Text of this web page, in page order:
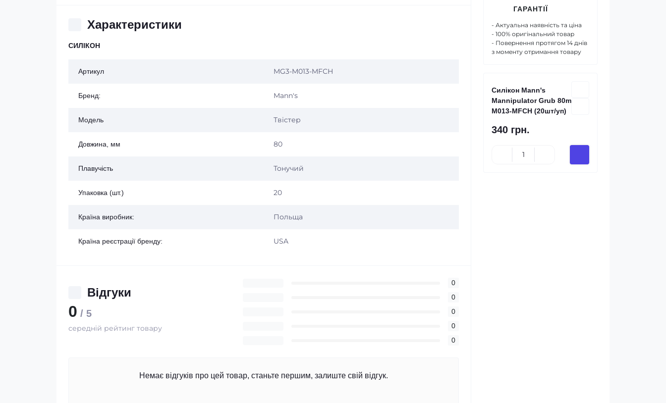
Характеристики
СИЛІКОН
Артикул MG3-M013-MFCH
Бренд: Mann's
Модель Твістер
Довжина, мм 80
Плавучість Тонучий
Упаковка (шт.) 20
Країна виробник: Польща
Країна реєстрації бренду: USA
Відгуки
0 / 5
середній рейтинг товару
0
0
0
0
0
Немає відгуків про цей товар, станьте першим, залиште свій відгук.
ГАРАНТІЇ
- Актуальна наявність та ціна
- 100% оригінальний товар
- Повернення протягом 14 днів
з моменту отримання товару
Силікон Mann's
Mannipulator Grub 80mm
M013-MFCH (20шт/уп)
340 грн.